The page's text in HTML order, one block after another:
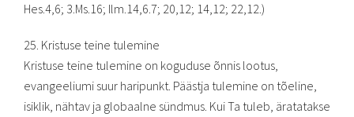
Hes.4,6; 3.Ms.16; Ilm.14,6.7; 20,12; 14,12; 22,12.)
25. Kristuse teine tulemine
Kristuse teine tulemine on koguduse õnnis lootus,
evangeeliumi suur haripunkt. Päästja tulemine on tõeline,
isiklik, nähtav ja globaalne sündmus. Kui Ta tuleb, äratatakse